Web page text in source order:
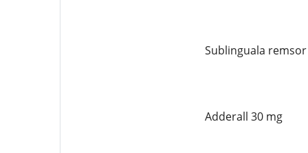
Sublinguala
Adderall 30 mg